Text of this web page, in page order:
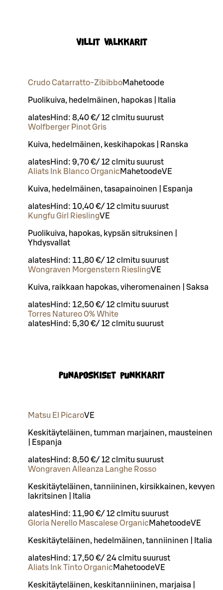
Villit valkkarit
Crudo Catarratto-ZibibboMahetoode
Puolikuiva, hedelmäinen, hapokas | Italia
alatesHind: 8,40 €/ 12 cl mitu suurust
Wolfberger Pinot Gris
Kuiva, hedelmäinen, keskihapokas | Ranska
alatesHind: 9,70 €/ 12 cl mitu suurust
Aliats Ink Blanco Organic MahetoodeVE
Kuiva, hedelmäinen, tasapainoinen | Espanja
alatesHind: 10,40 €/ 12 cl mitu suurust
Kungfu Girl RieslingVE
Puolikuiva, hapokas, kypsän sitruksinen |
Yhdysvallat
alatesHind: 11,80 €/ 12 cl mitu suurust
Wongraven Morgenstern RieslingVE
Kuiva, raikkaan hapokas, viheromenainen | Saksa
alatesHind: 12,50 €/ 12 cl mitu suurust
Torres Natureo 0% White
alatesHind: 5,30 €/ 12 cl mitu suurust
Punaposkiset punkkarit
Matsu El PicaroVE
Keskitäyteläinen, tumman marjainen, mausteinen
| Espanja
alatesHind: 8,50 €/ 12 cl mitu suurust
Wongraven Alleanza Langhe Rosso
Keskitäyteläinen, tanniininen, kirsikkainen, kevyen
lakritsinen | Italia
alatesHind: 11,90 €/ 12 cl mitu suurust
Gloria Nerello Mascalese Organic MahetoodeVE
Keskitäyteläinen, hedelmäinen, tanniininen | Italia
alatesHind: 17,50 €/ 24 cl mitu suurust
Aliats Ink Tinto Organic MahetoodeVE
Keskitäyteläinen, keskitanniininen, marjaisa |